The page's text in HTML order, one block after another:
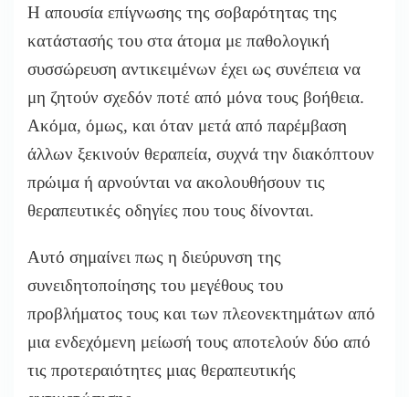
Η απουσία επίγνωσης της σοβαρότητας της
κατάστασής του στα άτομα με παθολογική
συσσώρευση αντικειμένων έχει ως συνέπεια να
μη ζητούν σχεδόν ποτέ από μόνα τους βοήθεια.
Ακόμα, όμως, και όταν μετά από παρέμβαση
άλλων ξεκινούν θεραπεία, συχνά την διακόπτουν
πρώιμα ή αρνούνται να ακολουθήσουν τις
θεραπευτικές οδηγίες που τους δίνονται.
Αυτό σημαίνει πως η διεύρυνση της
συνειδητοποίησης του μεγέθους του
προβλήματος τους και των πλεονεκτημάτων από
μια ενδεχόμενη μείωσή τους αποτελούν δύο από
τις προτεραιότητες μιας θεραπευτικής